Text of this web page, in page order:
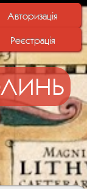
Авторизація
Реєстрація